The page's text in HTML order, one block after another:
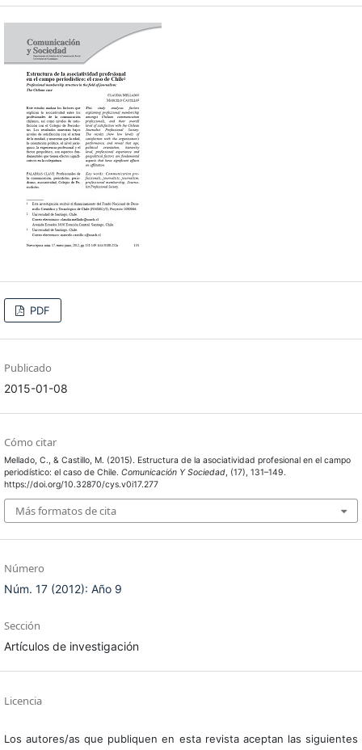
PDF
Publicado
2015-01-08
Cómo citar
Mellado, C., & Castillo, M. (2015). Estructura de la asociatividad profesional en el campo
periodístico: el caso de Chile. Comunicación Y Sociedad, (17), 131–149.
https://doi.org/10.32870/cys.v0i17.277
Más formatos de cita
Número
Núm. 17 (2012): Año 9
Sección
Artículos de investigación
Licencia
Los autores/as que publiquen en esta revista aceptan las siguientes